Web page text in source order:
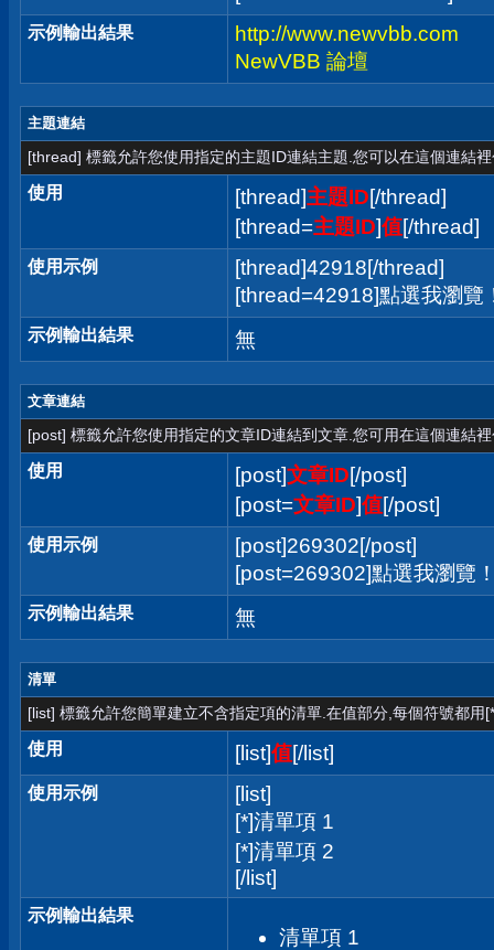
示例輸出結果
http://www.newvbb.com
NewVBB 論壇
主題連結
[thread] 標籤允許您使用指定的主題ID連結主題.您可以在這個連結
使用 [thread]主題ID[/thread]
[thread=主題ID]值[/thread]
使用示例
[thread]42918[/thread]
[thread=42918]點選我瀏覽
示例輸出結果 無
文章連結
[post] 標籤允許您使用指定的文章ID連結到文章.您可用在這個連結
使用 [post]文章ID[/post]
[post=文章ID]值[/post]
使用示例
[post]269302[/post]
[post=269302]點選我瀏覽
示例輸出結果 無
清單
[list] 標籤允許您簡單建立不含指定項的清單.在值部分,每個符號都用
使用 [list]值[/list]
使用示例
[list]
[*]清單項 1
[*]清單項 2
[/list]
示例輸出結果
清單項 1